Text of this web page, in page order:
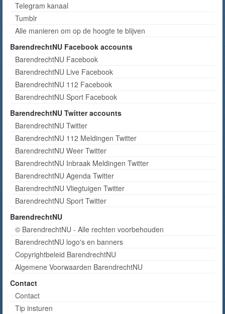
Telegram kanaal
Tumblr
Alle manieren om op de hoogte te blijven
BarendrechtNU Facebook accounts
BarendrechtNU Facebook
BarendrechtNU Live Facebook
BarendrechtNU 112 Facebook
BarendrechtNU Sport Facebook
BarendrechtNU Twitter accounts
BarendrechtNU Twitter
BarendrechtNU 112 Meldingen Twitter
BarendrechtNU Weer Twitter
BarendrechtNU Inbraak Meldingen Twitter
BarendrechtNU Agenda Twitter
BarendrechtNU Vliegtuigen Twitter
BarendrechtNU Sport Twitter
BarendrechtNU
© BarendrechtNU - Alle rechten voorbehouden
BarendrechtNU logo's en banners
Copyrightbeleid BarendrechtNU
Algemene Voorwaarden BarendrechtNU
Contact
Contact
Tip insturen